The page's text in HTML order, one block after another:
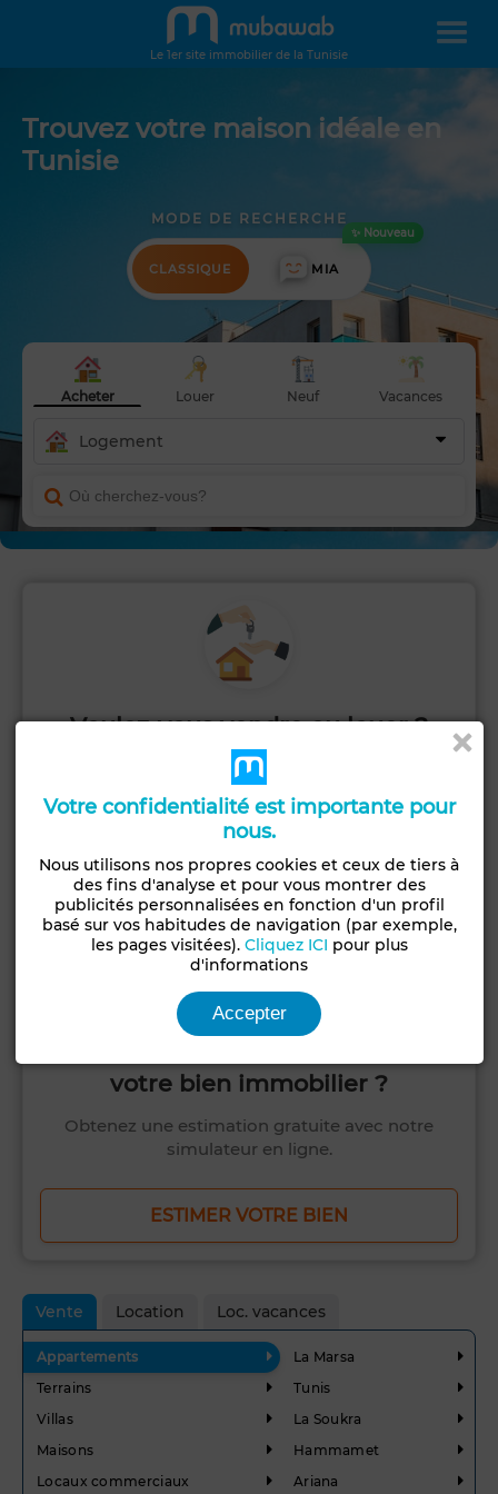
Le 1er site immobilier de la Tunisie
Trouvez votre maison idéale en
Tunisie
MODE DE RECHERCHE
CLASSIQUE
✨ Nouveau
MIA
Acheter Louer Neuf Vacances
Logement
Voulez-vous vendre ou louer ?
Publiez votre annonce rapidement et
commencez à recevoir des contacts.
PUBLIER
votre bien immobilier ?
Obtenez une estimation gratuite avec notre
simulateur en ligne.
ESTIMER VOTRE BIEN
Vente Location Loc. vacances
Appartements
Terrains
Villas
Maisons
Locaux commerciaux
La Marsa
Tunis
La Soukra
Hammamet
Ariana
Votre confidentialité est importante pour
nous.
Nous utilisons nos propres cookies et ceux de tiers à
des fins d'analyse et pour vous montrer des
publicités personnalisées en fonction d'un profil
basé sur vos habitudes de navigation (par exemple,
les pages visitées). Cliquez ICI pour plus
d'informations
Accepter